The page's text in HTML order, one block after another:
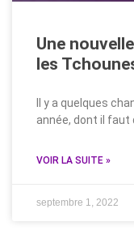
Une
les
Il y a quelques
année, dont il faut
VOIR LA SUITE »
septembre 1, 2022